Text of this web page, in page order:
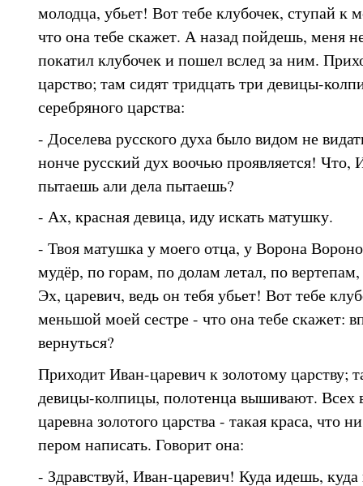
молодца, убьет! Вот тебе клубочек, ступай к
что она тебе скажет. А назад пойдешь, меня
покатил клубочек и пошел вслед за ним.
царство; там сидят тридцать три девицы-
серебряного царства:
- Доселева русского духа было видом не
нонче русский дух воочью проявляется! Что,
пытаешь али дела пытаешь?
- Ах, красная девица, иду искать матушку.
- Твоя матушка у моего отца, у Ворона
мудёр, по горам, по долам летал, по
Эх, царевич, ведь он тебя убьет! Вот тебе
меньшой моей сестре - что она тебе скажет:
вернуться?
Приходит Иван-царевич к золотому царству;
девицы-колпицы, полотенца вышивают. Всех
царевна золотого царства - такая краса, что
пером написать. Говорит она:
- Здравствуй, Иван-царевич! Куда идешь,